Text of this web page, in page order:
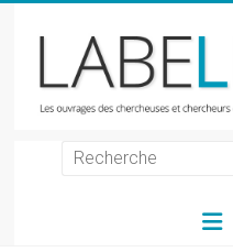
LabeLettres